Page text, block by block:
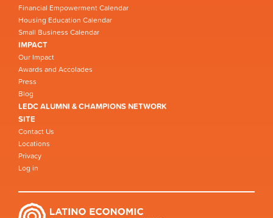
Financial Empowerment Calendar
Housing Education Calendar
Small Business Calendar
IMPACT
Our Impact
Awards and Accolades
Press
Blog
LEDC ALUMNI & CHAMPIONS NETWORK
SITE
Contact Us
Locations
Privacy
Log in